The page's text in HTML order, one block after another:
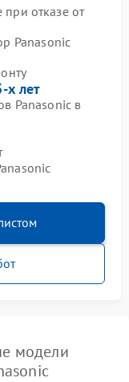
при отказе от
Panasonic
х лет
Panasonic в
модели